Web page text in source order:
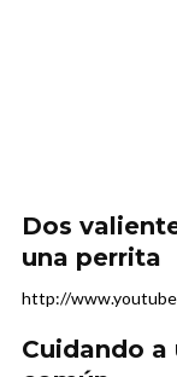
Dos
una perrita
http://
Cuidando